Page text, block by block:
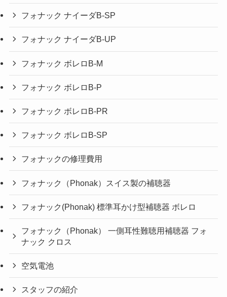
フォナック ナイーダB-SP
フォナック ナイーダB-UP
フォナック ボレロB-M
フォナック ボレロB-P
フォナック ボレロB-PR
フォナック ボレロB-SP
フォナックの修理費用
フォナック（Phonak）スイス製の補聴器
フォナック(Phonak) 標準耳かけ型補聴器 ボレロ
フォナック（Phonak） 一側耳性難聴用補聴器 フォ
ナック クロス
空気電池
スタッフの紹介